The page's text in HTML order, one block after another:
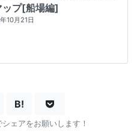
ップ[船場編]
10月21日
B!
ェアをお願いします！